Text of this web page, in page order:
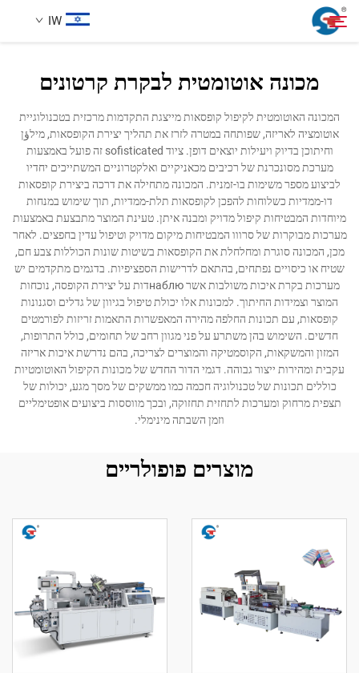
IW
מוצרים
מקרה עיצוב
שירות
חֲדָשִים
לְהִתְחַבֵּר אֵלֵינוּ
חיפוש
מכונה אוטומטית לבקרת קרטונים
המכונה האוטומטית לקיפול קופסאות מייצגת התקדמות מרכזית בטכנולוגיית
אוטומציה לאריזה, שפותחה במטרה לזרז את תהליך יצירת הקופסאות, מילؤן
וחיתוכן בדיוק ויעילות יוצאים דופן. ציוד sofisticated זה פועל באמצעות
מערכת מסונכרנת של רכיבים מכאניקיים ואלקטרוניים המשתייכים יחדיו
לביצוע מספר משימות בו-זמנית. המכונה מתחילה את דרכה ביצירת קופסאות
דו-ממדיות כשלוחות להפכן לקופסאות תלת-ממדיות, תוך שימוש במנחות
מיוחדות המבטיחות קיפול מדויק ומבנה איתן. טעינת המוצר מתבצעת באמצעות
מערכות מבוקרות של סרווו המבטיחות מיקום מדויק וטיפול עדין בחפצים. לאחר
מכן, המכונה סוגרת ומחלחלת את הקופסאות בשיטות שונות הכוללות צבע חם,
שטיח או כיסויים נפתחים, בהתאם לדרישות הספציפיות. בדגמים מתקדמים יש
מערכות בקרת איכות משולבות אשר наблюדות על יצירת הקופסה, נוכחות
המוצר וצמידות החיתוך. למכונות אלו יכולת טיפול בגיוון של גדלים וסגנונות
קופסאות, עם תכונות החלפה מהירה המאפשרות התאמות זריזות לפורמטים
חדשים. השימוש בהן משתרע על פני מגוון רחב של תחומים, כולל התרופות,
המזון והמשקאות, הקוסמטיקה והמוצרים לצריכה, בהם נדרשת איכות אריזה
עקבית ומהירות ייצור גבוהה. דגמי הדור החדש של מכונות הקיפול האוטומטיות
כוללים תכונות של טכנולוגיה חכמה כמו ממשקים של מסך מגע, יכולות של
תצפית מרחוק ומערכות לתחזית תחזוקה, ובכך מווססות ביצועים אופטימליים
וזמן השבתה מינימלי.
מוצרים פופולריים